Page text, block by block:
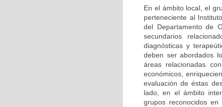
En el ámbito local, el
perteneciente al
del Departamento de
secundarios
diagnósticas y
deben ser abordados
áreas relacionadas
económicos,
evaluación de éstas
lado, en el ámbito
grupos reconocidos